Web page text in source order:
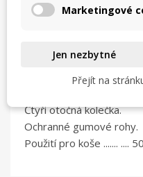
Pro přepravu
Čtyři otočná kolečka.
Ochranné gumové rohy.
Použití pro koše ....... ....
Marketingové
Jen nezbytné
Přejít na